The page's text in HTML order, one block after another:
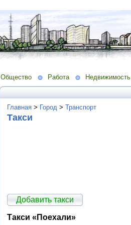
Общество Работа Недвижимость
Главная > Город > Транспорт
Такси
Добавить такси
Такси «Поехали»